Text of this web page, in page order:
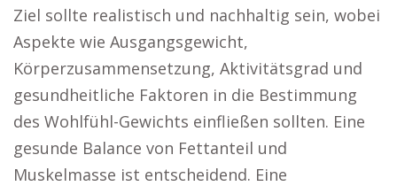
Ziel sollte realistisch und nachhaltig sein, wobei
Aspekte wie Ausgangsgewicht,
Körperzusammensetzung, Aktivitätsgrad und
gesundheitliche Faktoren in die Bestimmung
des Wohlfühl-Gewichts einfließen sollten. Eine
gesunde Balance von Fettanteil und
Muskelmasse ist entscheidend. Eine